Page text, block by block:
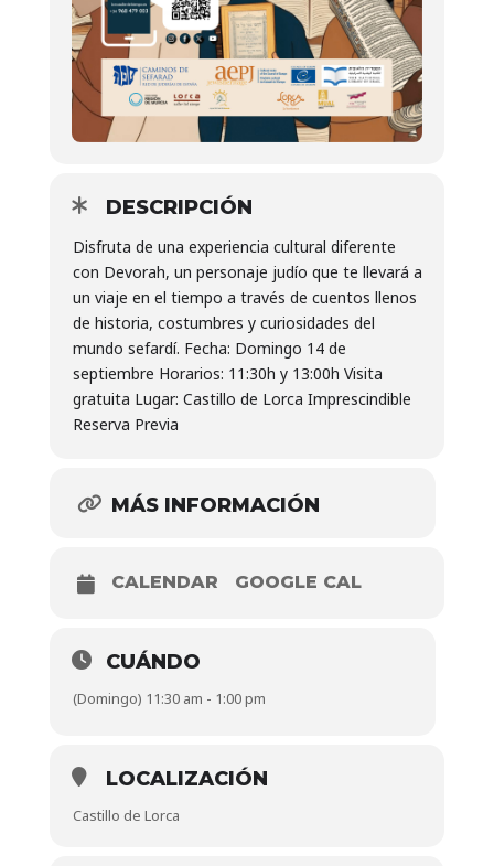
DESCRIPCIÓN
Disfruta de una experiencia cultural diferente
con Devorah, un personaje judío que te llevará a
un viaje en el tiempo a través de cuentos llenos
de historia, costumbres y curiosidades del
mundo sefardí. Fecha: Domingo 14 de
septiembre Horarios: 11:30h y 13:00h Visita
gratuita Lugar: Castillo de Lorca Imprescindible
Reserva Previa
MÁS INFORMACIÓN
CALENDAR GOOGLE CAL
CUÁNDO
(Domingo) 11:30 am - 1:00 pm
LOCALIZACIÓN
Castillo de Lorca